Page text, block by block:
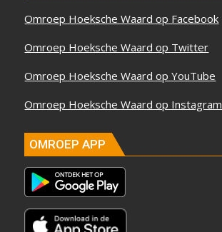
Omroep Hoeksche Waard op Facebook
Omroep Hoeksche Waard op Twitter
Omroep Hoeksche Waard op YouTube
Omroep Hoeksche Waard op Instagram
OMROEP APP